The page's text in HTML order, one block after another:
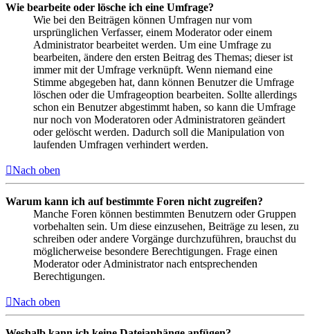
Wie bearbeite oder lösche ich eine Umfrage?
Wie bei den Beiträgen können Umfragen nur vom
ursprünglichen Verfasser, einem Moderator oder einem
Administrator bearbeitet werden. Um eine Umfrage zu
bearbeiten, ändere den ersten Beitrag des Themas; dieser ist
immer mit der Umfrage verknüpft. Wenn niemand eine
Stimme abgegeben hat, dann können Benutzer die Umfrage
löschen oder die Umfrageoption bearbeiten. Sollte allerdings
schon ein Benutzer abgestimmt haben, so kann die Umfrage
nur noch von Moderatoren oder Administratoren geändert
oder gelöscht werden. Dadurch soll die Manipulation von
laufenden Umfragen verhindert werden.
Nach oben
Warum kann ich auf bestimmte Foren nicht zugreifen?
Manche Foren können bestimmten Benutzern oder Gruppen
vorbehalten sein. Um diese einzusehen, Beiträge zu lesen, zu
schreiben oder andere Vorgänge durchzuführen, brauchst du
möglicherweise besondere Berechtigungen. Frage einen
Moderator oder Administrator nach entsprechenden
Berechtigungen.
Nach oben